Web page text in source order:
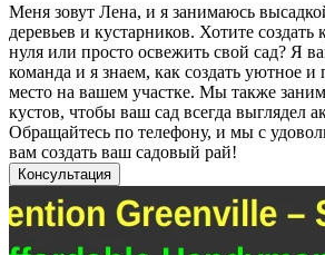
Меня зовут Лена, и я занимаюсь
деревьев и кустарников. Хотите создать
нуля или просто освежить свой сад? Я
команда и я знаем, как создать уютное и
место на вашем участке. Мы также
кустов, чтобы ваш сад всегда выглядел
Обращайтесь по телефону, и мы с
вам создать ваш садовый рай!
Консультация